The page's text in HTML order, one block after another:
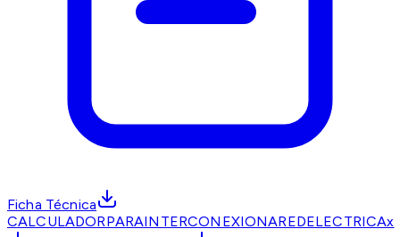
Ficha Técnica
CALCULADORPARAINTERCONEXIONAREDELECTRICAx